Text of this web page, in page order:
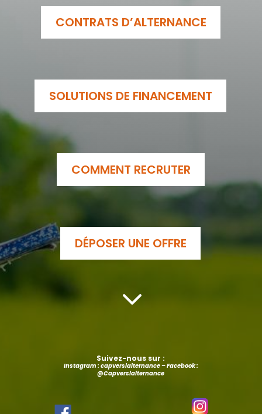
CONTRATS D’ALTERNANCE
SOLUTIONS DE FINANCEMENT
COMMENT RECRUTER
DÉPOSER UNE OFFRE
3
Suivez-nous sur :
Instagram : capverslalternance – Facebook :
@Capverslalternance